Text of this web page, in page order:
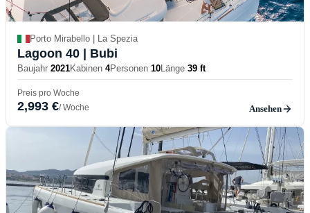
Porto Mirabello | La Spezia
Lagoon 40 | Bubi
Baujahr 2021Kabinen 4Personen 10Länge 39 ft
Preis pro Woche
2,993 €/ Woche Ansehen